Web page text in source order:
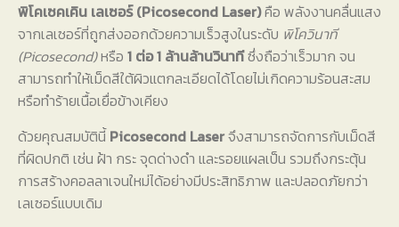
พิโคเซคเคิน เลเซอร์ (Picosecond Laser)คือ พลังงานคลื่นแสง
จากเลเซอร์ที่ถูกส่งออกด้วยความเร็วสูงในระดับ พิโควินาที
(Picosecond)หรือ 1 ต่อ 1 ล้านล้านวินาทีซึ่งถือว่าเร็วมาก จน
สามารถทำให้เม็ดสีใต้ผิวแตกละเอียดได้โดยไม่เกิดความร้อนสะสม
หรือทำร้ายเนื้อเยื่อข้างเคียง
ด้วยคุณสมบัตินี้Picosecond Laserจึงสามารถจัดการกับเม็ดสี
ที่ผิดปกติ เช่น ฝ้า กระ จุดด่างดำ และรอยแผลเป็น รวมถึงกระตุ้น
การสร้างคอลลาเจนใหม่ได้อย่างมีประสิทธิภาพ และปลอดภัยกว่า
เลเซอร์แบบเดิม